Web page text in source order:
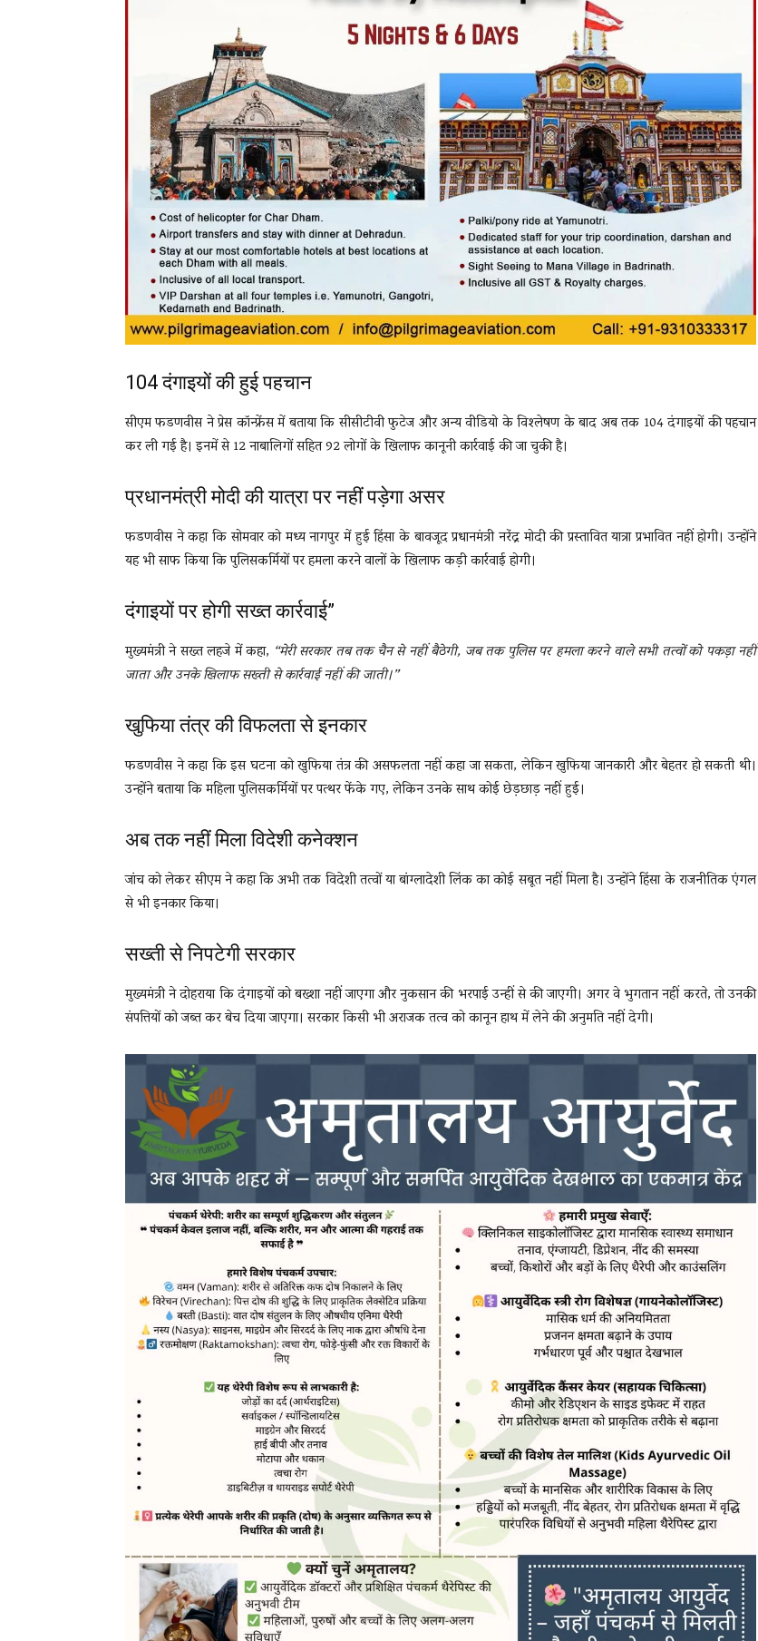
104 दंगाइयों की हुई पहचान
सीएम फडणवीस ने प्रेस कॉन्फ्रेंस में बताया कि सीसीटीवी फुटेज और अन्य वीडियो के विश्लेषण के बाद अब तक 104 दंगाइयों की पहचान
कर ली गई है। इनमें से 12 नाबालिगों सहित 92 लोगों के खिलाफ कानूनी कार्रवाई की जा चुकी है।
प्रधानमंत्री मोदी की यात्रा पर नहीं पड़ेगा असर
फडणवीस ने कहा कि सोमवार को मध्य नागपुर में हुई हिंसा के बावजूद प्रधानमंत्री नरेंद्र मोदी की प्रस्तावित यात्रा प्रभावित नहीं होगी। उन्होंने
यह भी साफ किया कि पुलिसकर्मियों पर हमला करने वालों के खिलाफ कड़ी कार्रवाई होगी।
दंगाइयों पर होगी सख्त कार्रवाई”
मुख्यमंत्री ने सख्त लहजे में कहा, “मेरी सरकार तब तक चैन से नहीं बैठेगी, जब तक पुलिस पर हमला करने वाले सभी तत्वों को पकड़ा नहीं
जाता और उनके खिलाफ सख्ती से कार्रवाई नहीं की जाती।”
खुफिया तंत्र की विफलता से इनकार
फडणवीस ने कहा कि इस घटना को खुफिया तंत्र की असफलता नहीं कहा जा सकता, लेकिन खुफिया जानकारी और बेहतर हो सकती थी।
उन्होंने बताया कि महिला पुलिसकर्मियों पर पत्थर फेंके गए, लेकिन उनके साथ कोई छेड़छाड़ नहीं हुई।
अब तक नहीं मिला विदेशी कनेक्शन
जांच को लेकर सीएम ने कहा कि अभी तक विदेशी तत्वों या बांग्लादेशी लिंक का कोई सबूत नहीं मिला है। उन्होंने हिंसा के राजनीतिक एंगल
से भी इनकार किया।
सख्ती से निपटेगी सरकार
मुख्यमंत्री ने दोहराया कि दंगाइयों को बख्शा नहीं जाएगा और नुकसान की भरपाई उन्हीं से की जाएगी। अगर वे भुगतान नहीं करते, तो उनकी
संपत्तियों को जब्त कर बेच दिया जाएगा। सरकार किसी भी अराजक तत्व को कानून हाथ में लेने की अनुमति नहीं देगी।